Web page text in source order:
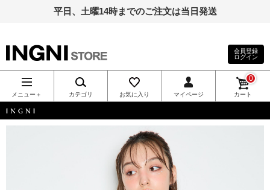
平日、土曜14時までのご注文は当日発送
INGNI（イン
グ）公式通
販｜INGNI
会員登録
ログイン
メニュー＋ カテゴリ お気に入り マイページ カート
0
INGNI